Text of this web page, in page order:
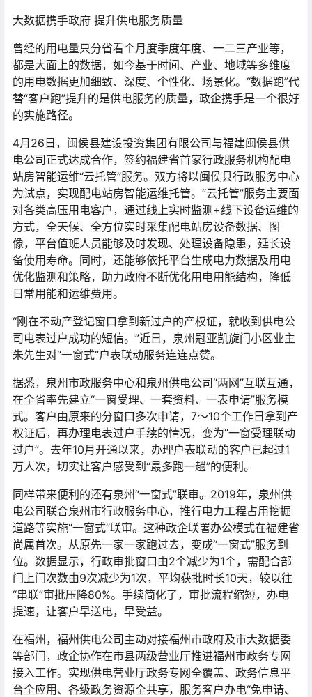
大数据携手政府 提升供电服务质量
曾经的用电量只分省看个月度季度年度、一二三产业等，
都是大面上的数据，如今基于时间、产业、地域等多维度
的用电数据更加细致、深度、个性化、场景化。“数据跑”代
替“客户跑”提升的是供电服务的质量，政企携手是一个很好
的实施路径。
4月26日，闽侯县建设投资集团有限公司与福建闽侯县供
电公司正式达成合作，签约福建省首家行政服务机构配电
站房智能运维“云托管”服务。双方将以闽侯县行政服务中心
为试点，实现配电站房智能运维托管。“云托管”服务主要面
对各类高压用电客户，通过线上实时监测+线下设备运维的
方式，全天候、全方位实时采集配电站房设备数据、图
像，平台值班人员能够及时发现、处理设备隐患，延长设
备使用寿命。同时，还能够依托平台生成电力数据及用电
优化监测和策略，助力政府不断优化用电用能结构，降低
日常用能和运维费用。
“刚在不动产登记窗口拿到新过户的产权证，就收到供电公
司电表过户成功的短信。”近日，泉州冠亚凯旋门小区业主
朱先生对“一窗式”户表联动服务连连点赞。
据悉，泉州市政服务中心和泉州供电公司“两网”互联互通，
在全省率先建立“一窗受理、一套资料、一表申请”服务模
式。客户由原来的分窗口多次申请，7～10个工作日拿到产
权证后，再办理电表过户手续的情况，变为“一窗受理联动
过户”。去年10月开通以来，办理户表联动的客户已超过1
万人次，切实让客户感受到“最多跑一趟”的便利。
同样带来便利的还有泉州“一窗式”联审。2019年，泉州供
电公司联合泉州市行政服务中心，推行电力工程占用挖掘
道路等实施“一窗式”联审。这种政企联署办公模式在福建省
尚属首次。从原先一家一家跑过去，变成“一窗式”服务到
位。数据显示，行政审批窗口由2个减少为1个，需配合部
门上门次数由9次减少为1次，平均获批时长10天，较以往
“串联”审批压降80%。手续简化了，审批流程缩短，办电
提速，让客户早送电，早受益。
在福州，福州供电公司主动对接福州市政府及市大数据委
等部门，政企协作在市县两级营业厅推进福州市政务专网
接入工作。实现供电营业厅政务专网全覆盖、政务信息平
台全应用、各级政务资源全共享，服务客户办电“免申请、